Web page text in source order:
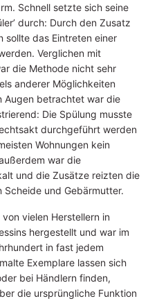
Schnell setzte sich seine
durch: Durch den Zusatz
sollte das Eintreten einer
Verglichen mit
die Methode nicht sehr
anderer Möglichkeiten
Augen betrachtet war die
Die Spülung musste
durchgeführt werden
Wohnungen kein
war die
und die Zusätze reizten die
und Gebärmutter.
von vielen Herstellern in
hergestellt und war im
in fast jedem
Exemplare lassen sich
bei Händlern finden,
die ursprüngliche Funktion